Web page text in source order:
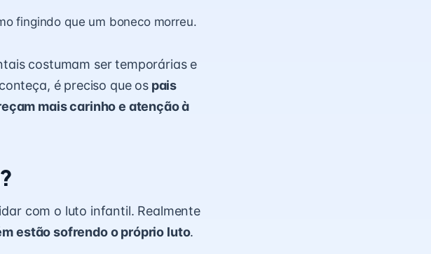
fingindo que um boneco morreu.
costumam ser temporárias e
é preciso que ospais
mais carinho e atenção à
com o luto infantil. Realmente
estão sofrendo o próprio luto.